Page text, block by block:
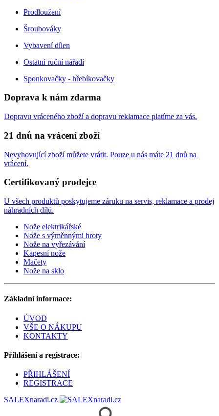
Prodloužení
Šroubováky
Vybavení dílen
Ostatní ruční nářadí
Sponkovačky - hřebíkovačky
Doprava k nám zdarma
Dopravu vráceného zboží a dopravu reklamace platíme za vás.
21 dnů na vrácení zboží
Nevyhovující zboží můžete vrátit. Pouze u nás máte 21 dnů na
vrácení.
Certifikovaný prodejce
U všech produktů poskytujeme záruku na servis, reklamace a prodej
náhradních dílů.
Nože elektrikářské
Nože s výměnnými hroty
Nože na vyřezávání
Kapesní nože
Mačety
Nože na sklo
Základní informace:
ÚVOD
VŠE O NÁKUPU
KONTAKTY
Přihlášení a registrace:
PŘIHLÁŠENÍ
REGISTRACE
SALEXnaradi.cz